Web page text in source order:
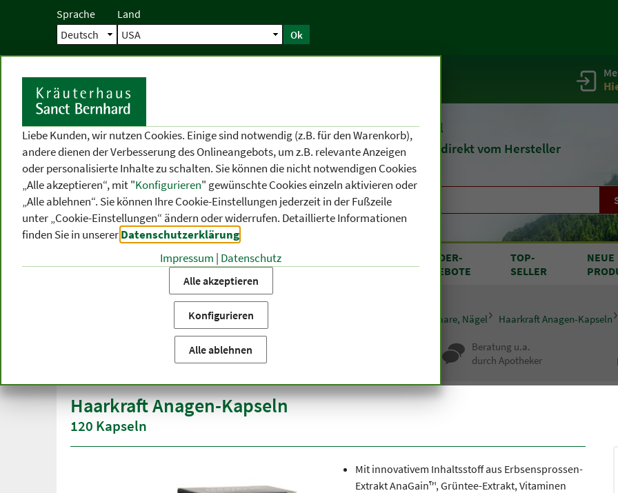
Sprache Land
Ok
Startseite
Seit 1903Naturheilmittel
undKosmetik direkt vom Hersteller
KATEGORIEN
THEMEN-
BEREICHE
VON A BIS Z
SONDER-
ANGEBOTE
TOP-
SELLER
NEUE
Startseite Produktkategorien Haut, Haare, Nägel Haarkraft Anagen-Kapseln
Beratung u.a.
durch Apotheker
Haarkraft Anagen-Kapseln
120 Kapseln
Mit innovativem Inhaltsstoff aus Erbsensprossen-
Extrakt AnaGain™, Grüntee-Extrakt, Vitaminen
Liebe Kunden, wir nutzen Cookies. Einige sind notwendig (z.B. für den Warenkorb),
andere dienen der Verbesserung des Onlineangebots, um z.B. relevante Anzeigen
oder personalisierte Inhalte zu schalten. Sie können die nicht notwendigen Cookies
„Alle akzeptieren“, mit "Konfigurieren" gewünschte Cookies einzeln aktivieren oder
„Alle ablehnen“. Sie können Ihre Cookie-Einstellungen jederzeit in der Fußzeile
unter „Cookie-Einstellungen“ ändern oder widerrufen. Detaillierte Informationen
finden Sie in unsererDatenschutzerklärung
Impressum | Datenschutz
Alle akzeptieren
Konfigurieren
Alle ablehnen